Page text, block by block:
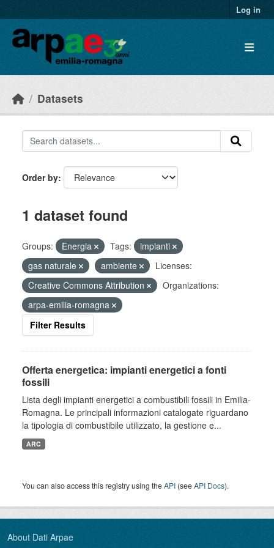
Log in
Datasets
Order by
1 dataset found
Groups: Energia Tags:
impianti
gas naturale
ambiente
Licenses:
Creative Commons Attribution
Organizations:
arpa-emilia-romagna
Filter Results
Offerta energetica: impianti energetici a fonti
fossili
Lista degli impianti energetici a combustibili fossili in Emilia-
Romagna. Le principali informazioni catalogate riguardano
la tipologia di combustibile utilizzato, la gestione e...
ARC
You can also access this registry using theAPI (seeAPI Docs).
About Dati Arpae